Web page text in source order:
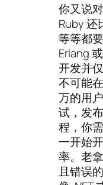
你又说
Ruby 还
等等都
Erlang
开发并
不可能
万的用
试，发
程，你
一开始
率。老
且错误